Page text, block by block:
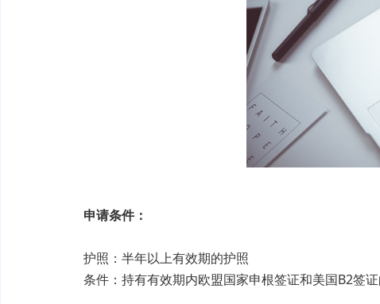
申请条件：
护照：半年以上有效期的护照
条件：持有有效期内欧盟国家申根签证和美国B2签证